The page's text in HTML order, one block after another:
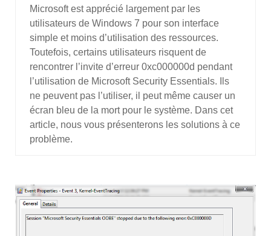
Microsoft est apprécié largement par les
utilisateurs de Windows 7 pour son interface
simple et moins d’utilisation des ressources.
Toutefois, certains utilisateurs risquent de
rencontrer l’invite d’erreur 0xc000000d pendant
l’utilisation de Microsoft Security Essentials. Ils
ne peuvent pas l’utiliser, il peut même causer un
écran bleu de la mort pour le système. Dans cet
article, nous vous présenterons les solutions à ce
problème.